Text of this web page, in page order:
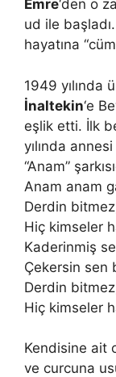
Emre‘den o
ud ile
hayatına
1949 yılında
İnaltekin‘e
eşlik etti. İlk
yılında
“Anam”
Anam anam
Derdin
Hiç kimseler
Kaderinmiş
Çekersin sen
Derdin
Hiç kimseler
Kendisine ait
ve curcuna